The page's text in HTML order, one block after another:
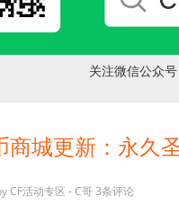
关注微信公众
商城更新：永久
CF活动专区 - C哥3条评论